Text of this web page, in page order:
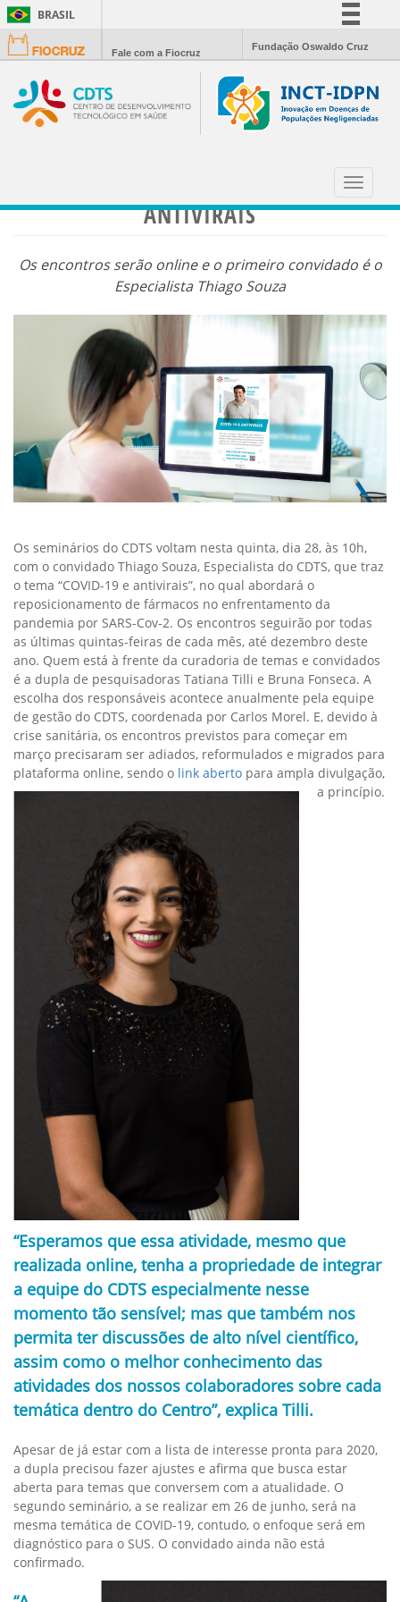
BRASIL
Simplifique!
Participe
Acesso à informação
Fale com a Fiocruz
Fundação Oswaldo Cruz
Toggle
COM DISCUSSÃO SOBRE COVID-19 E
ANTIVIRAIS
Os encontros serão online e o primeiro convidado é o
Especialista Thiago Souza
Os seminários do CDTS voltam nesta quinta, dia 28, às 10h,
com o convidado Thiago Souza, Especialista do CDTS, que traz
o tema “COVID-19 e antivirais”, no qual abordará o
reposicionamento de fármacos no enfrentamento da
pandemia por SARS-Cov-2. Os encontros seguirão por todas
as últimas quintas-feiras de cada mês, até dezembro deste
ano. Quem está à frente da curadoria de temas e convidados
é a dupla de pesquisadoras Tatiana Tilli e Bruna Fonseca. A
escolha dos responsáveis acontece anualmente pela equipe
de gestão do CDTS, coordenada por Carlos Morel. E, devido à
crise sanitária, os encontros previstos para começar em
março precisaram ser adiados, reformulados e migrados para
plataforma online, sendo o link aberto para ampla divulgação,
a princípio.
“Esperamos que essa atividade, mesmo que
realizada online, tenha a propriedade de integrar
a equipe do CDTS especialmente nesse
momento tão sensível; mas que também nos
permita ter discussões de alto nível científico,
assim como o melhor conhecimento das
atividades dos nossos colaboradores sobre cada
temática dentro do Centro”, explica Tilli.
Apesar de já estar com a lista de interesse pronta para 2020,
a dupla precisou fazer ajustes e afirma que busca estar
aberta para temas que conversem com a atualidade. O
segundo seminário, a se realizar em 26 de junho, será na
mesma temática de COVID-19, contudo, o enfoque será em
diagnóstico para o SUS. O convidado ainda não está
confirmado.